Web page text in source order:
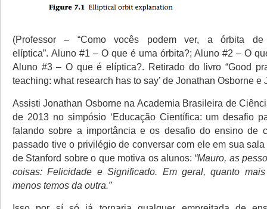
(Professor – “Como vocês podem ver, a órbita
elíptica”. Aluno #1 – O que é uma órbita?; Aluno #2 – O
Aluno #3 – O que é elíptica?. Retirado do livro “Good
teaching: what research has to say’ de Jonathan Osborne e
Assisti Jonathan Osborne na Academia Brasileira de
de 2013 no simpósio ‘Educação Científica: um desafio
falando sobre a importância e os desafio do ensino de
passado tive o privilégio de conversar com ele em sua
de Stanford sobre o que motiva os alunos: “Mauro, as
coisas: Felicidade e Significado. Em geral, quanto
menos temos da outra.”